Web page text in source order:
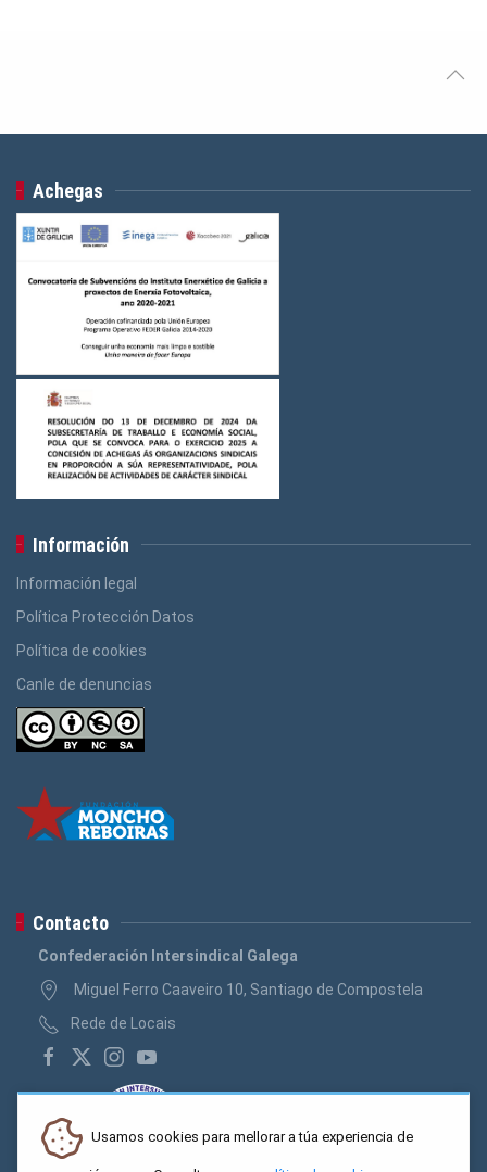
Achegas
Información
Información legal
Política Protección Datos
Política de cookies
Canle de denuncias
Contacto
Confederación Intersindical Galega
Miguel Ferro Caaveiro 10, Santiago de Compostela
Rede de Locais
Usamos cookies para mellorar a túa experiencia de